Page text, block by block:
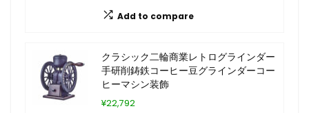
Add to compare
クラシック二輪商業レトログラインダー
手研削鋳鉄コーヒー豆グラインダーコー
ヒーマシン装飾
¥22,792